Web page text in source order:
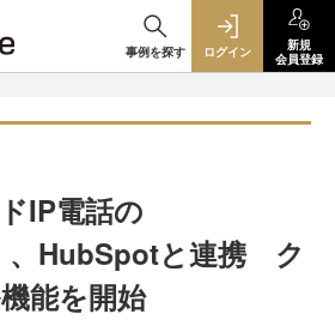
事例を探す ログイン
新規
会員登録
IP電話の
、HubSpotと連携 ク
能を開始